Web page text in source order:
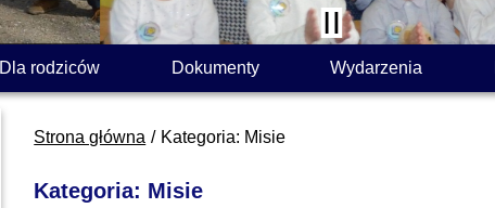
Dla rodziców Dokumenty Wydarzenia
Strona główna Kategoria: Misie
Kategoria: Misie